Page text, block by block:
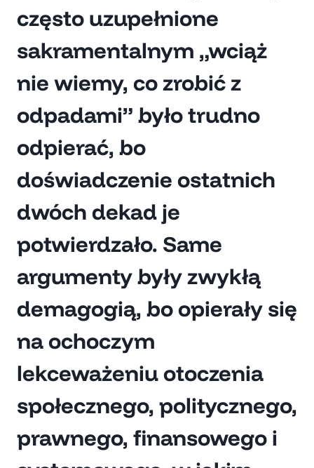
często uzupełnione
sakramentalnym „wciąż
nie wiemy, co zrobić z
odpadami” było trudno
odpierać, bo
doświadczenie ostatnich
dwóch dekad je
potwierdzało. Same
argumenty były zwykłą
demagogią, bo opierały się
na ochoczym
lekceważeniu otoczenia
społecznego, politycznego,
prawnego, finansowego i